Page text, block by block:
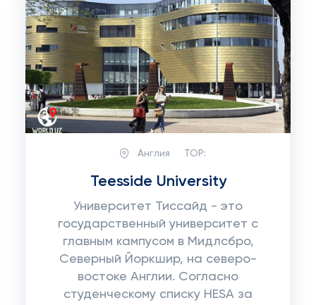
Англия TOP:
Teesside University
Университет Тиссайд - это
государственный университет с
главным кампусом в Мидлсбро,
Северный Йоркшир, на северо-
востоке Англии. Согласно
студенческому списку HESA за